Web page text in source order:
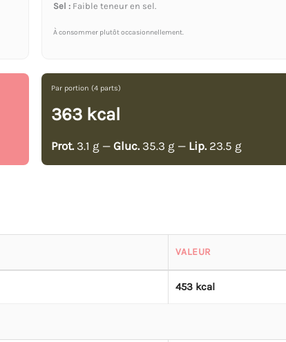
Sel : Faible teneur en sel.
À consommer plutôt occasionnellement.
Par portion (4 parts)
363 kcal
Prot. 3.1 g —Gluc. 35.3 g — Lip. 23.5 g
VALEUR
453 kcal